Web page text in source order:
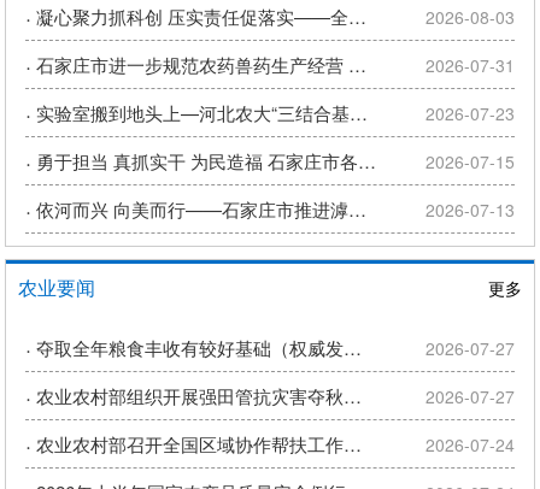
· 凝心聚力抓科创 压实责任促落实——全市2026年农业科技教育工... 2026-08-03
· 石家庄市进一步规范农药兽药生产经营 使用综合整治行动问题线索征... 2026-07-31
· 实验室搬到地头上—河北农大“三结合基地”落地市农科院赵县基地 2026-07-23
· 勇于担当 真抓实干 为民造福 石家庄市各单位深入开展树立和践行... 2026-07-15
· 依河而兴 向美而行——石家庄市推进滹沱河沿岸和美乡村重点片区建... 2026-07-13
农业要闻 更多
· 夺取全年粮食丰收有较好基础（权威发布） 2026-07-27
· 农业农村部组织开展强田管抗灾害夺秋粮丰收行动 2026-07-27
· 农业农村部召开全国区域协作帮扶工作会议 2026-07-24